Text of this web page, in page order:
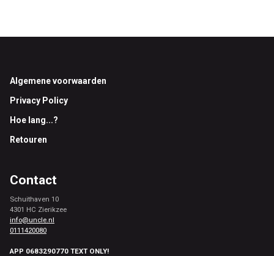
Footer
Algemene voorwaarden
Privacy Policy
Hoe lang...?
Retouren
Contact
Schuithaven 10
4301 HC Zierikzee
info@uncle.nl
0111420080
APP 0683290770 TEXT ONLY!